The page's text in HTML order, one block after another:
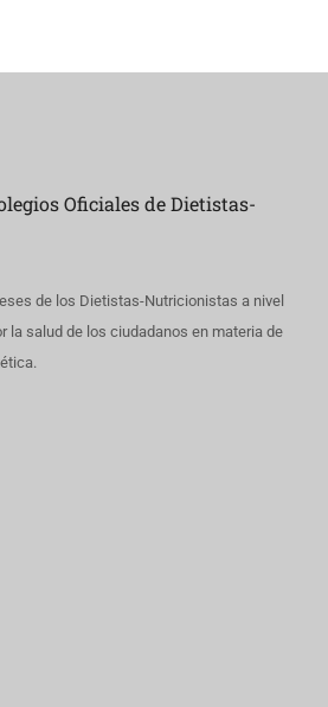
Oficiales de Dietistas-
de los Dietistas-Nutricionistas a nivel
la salud de los ciudadanos en materia de